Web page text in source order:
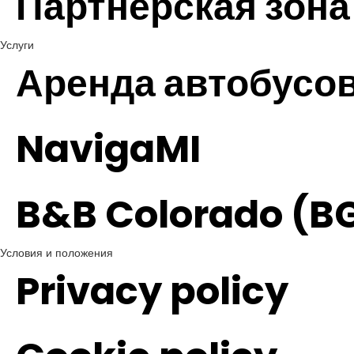
Услуги
Аренда
NavigaMI
B&B Colorado
Условия и положения
Privacy policy